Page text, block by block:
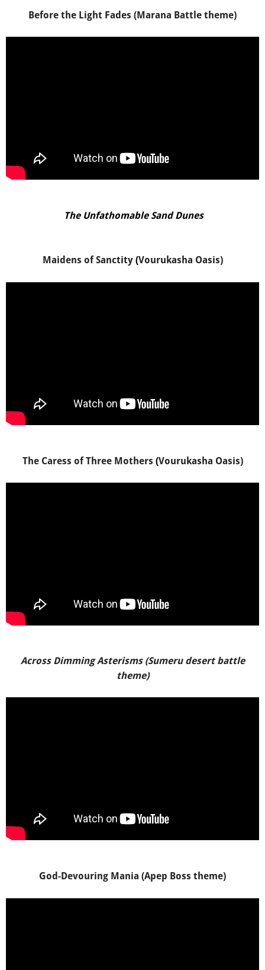
Before the Light Fades (Marana Battle theme)
The Unfathomable Sand Dunes
Maidens of Sanctity (Vourukasha Oasis)
The Caress of Three Mothers (Vourukasha Oasis)
Across Dimming Asterisms (Sumeru desert battle
theme)
God-Devouring Mania (Apep Boss theme)